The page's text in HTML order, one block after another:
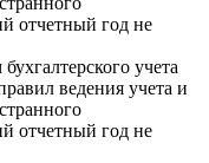
отчетный год не
учета
ведения учета и
отчетный год не